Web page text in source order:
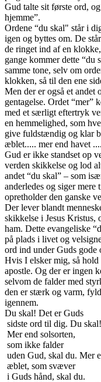
Gud talte sit første ord,
hjemme”.
Ordene “du skal" står i
igen og byttes om. De
de ringet ind af en
gange kommer dette “du
samme tone, selv om
klokken, så til den ene
Men der er også et andet
gentagelse. Ordet “mer”
med et særligt eftertryk
en hemmelighed, som
give fuldstændig og klar
æblet..... mer end havet
Gud er ikke standset op
verden skikkelse og lod
andet “du skal” – som
anderledes og siger mere
opretholder den ganske
Der lever blandt
skikkelse i Jesus Kristus,
ham. Dette evangeliske
på plads i livet og
ord ind under Guds gode
Hvis I elsker mig, så hold
apostle. Og der er ingen
selvom de falder med
den er stærk og varm,
igennem.
Du skal! Det er Guds
sidste ord til dig. Du skal!
Mer end solsorten,
som ikke falder
uden Gud, skal du. Mer
æblet, som svæver
i Guds hånd, skal du.